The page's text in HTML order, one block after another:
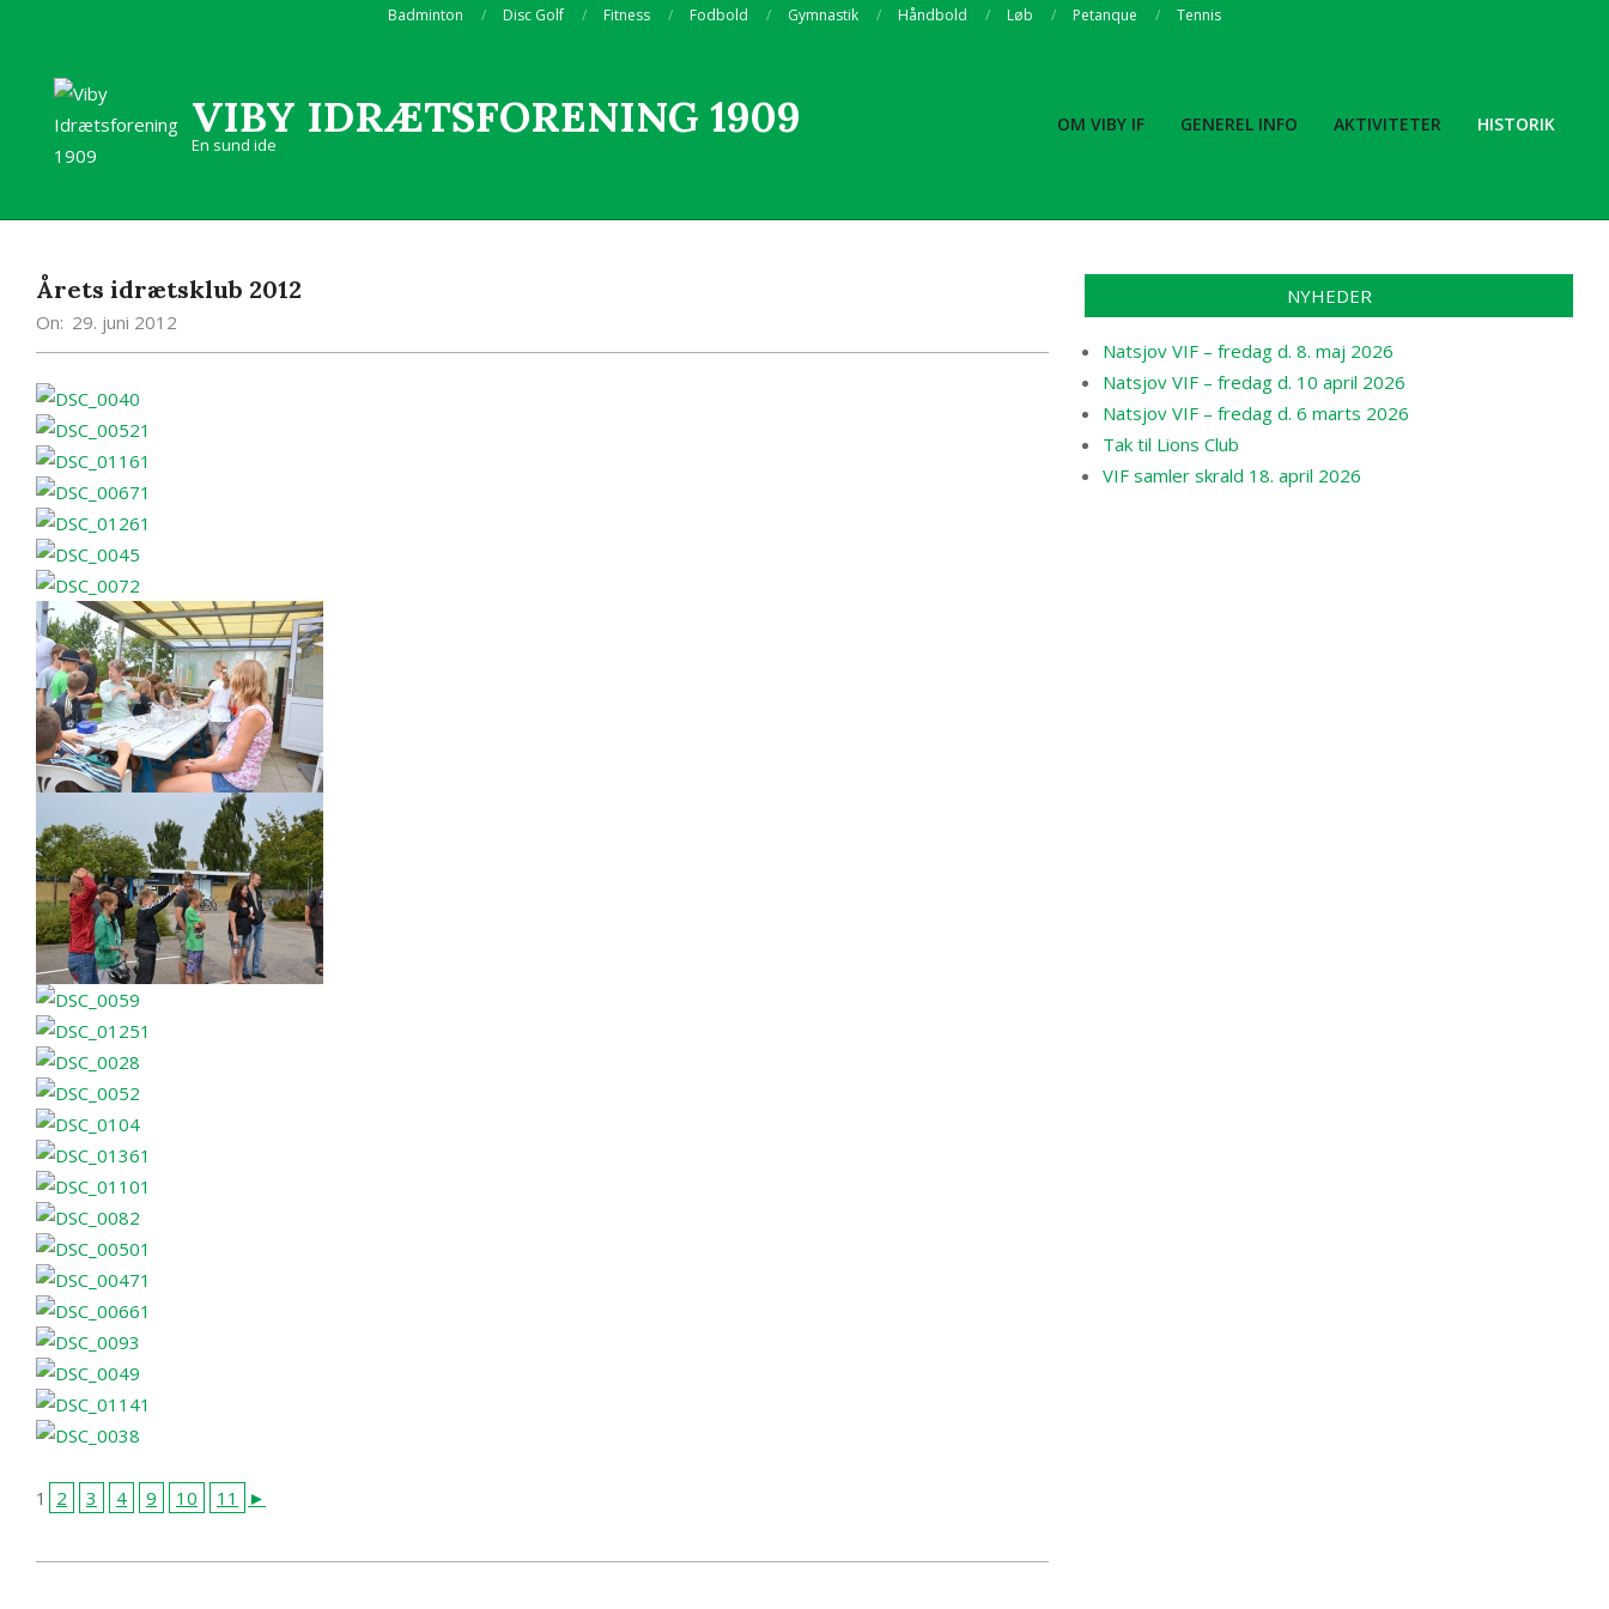
content
Badminton Disc Golf Fitness Fodbold Gymnastik Håndbold Løb Petanque Tennis
VIBY IDRÆTSFORENING 1909
En sund ide
OM VIBY IF GENEREL INFO AKTIVITETER HISTORIK
Årets idrætsklub 2012
On: 29. juni 2012
1 2 3 4 9 10 11 ►
NYHEDER
Natsjov VIF – fredag d. 8. maj 2026
Natsjov VIF – fredag d. 10 april 2026
Natsjov VIF – fredag d. 6 marts 2026
Tak til Lions Club
VIF samler skrald 18. april 2026